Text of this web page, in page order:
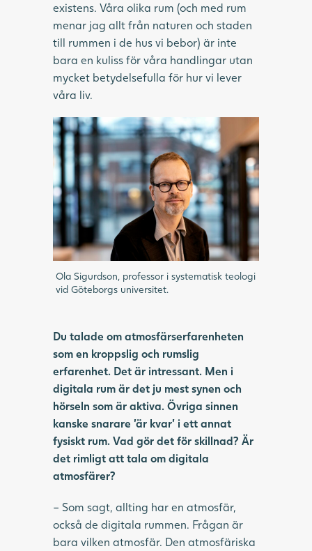
existens. Våra olika rum (och med rum
menar jag allt från naturen och staden
till rummen i de hus vi bebor) är inte
bara en kuliss för våra handlingar utan
mycket betydelsefulla för hur vi lever
våra liv.
Ola Sigurdson, professor i systematisk teologi
vid Göteborgs universitet.
Du talade om atmosfärserfarenheten
som en kroppslig och rumslig
erfarenhet. Det är intressant. Men i
digitala rum är det ju mest synen och
hörseln som är aktiva. Övriga sinnen
kanske snarare ’är kvar’ i ett annat
fysiskt rum. Vad gör det för skillnad? Är
det rimligt att tala om digitala
atmosfärer?
– Som sagt, allting har en atmosfär,
också de digitala rummen. Frågan är
bara vilken atmosfär. Den atmosfäriska